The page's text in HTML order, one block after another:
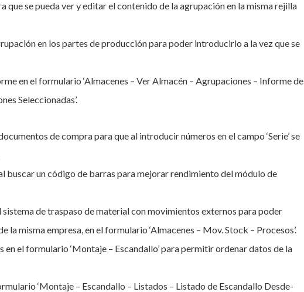
que se pueda ver y editar el contenido de la agrupación en la misma rejilla
en los partes de producción para poder introducirlo a la vez que se
en el formulario ‘Almacenes – Ver Almacén – Agrupaciones – Informe de
Seleccionadas’.
de compra para que al introducir números en el campo ‘Serie’ se
buscar un código de barras para mejorar rendimiento del módulo de
sistema de traspaso de material con movimientos externos para poder
la misma empresa, en el formulario ‘Almacenes – Mov. Stock – Procesos’.
en el formulario ‘Montaje – Escandallo’ para permitir ordenar datos de la
‘Montaje – Escandallo – Listados – Listado de Escandallo Desde-